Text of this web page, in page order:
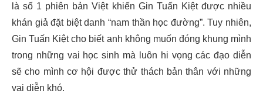
là số 1 phiên bản Việt khiến Gin Tuấn Kiệt được nhiều
khán giả đặt biệt danh “nam thần học đường”. Tuy nhiên,
Gin Tuấn Kiệt cho biết anh không muốn đóng khung mình
trong những vai học sinh mà luôn hi vọng các đạo diễn
sẽ cho mình cơ hội được thử thách bản thân với những
vai diễn khó.